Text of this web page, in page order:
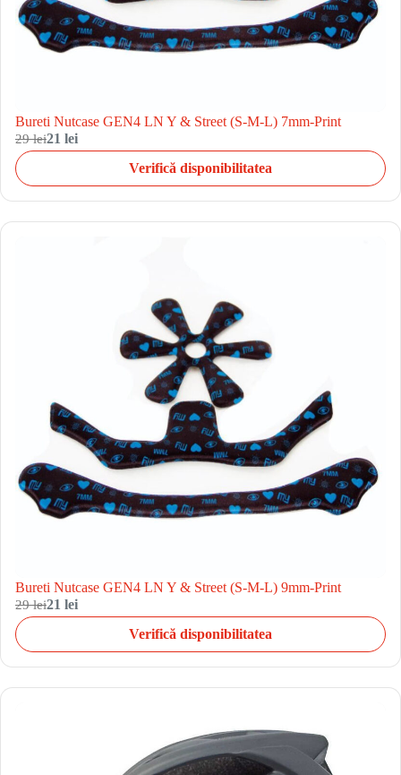
Bureti Nutcase GEN4 LN Y & Street (S-M-L) 7mm-Print
29 lei21 lei
Verifică disponibilitatea
Bureti Nutcase GEN4 LN Y & Street (S-M-L) 9mm-Print
29 lei21 lei
Verifică disponibilitatea